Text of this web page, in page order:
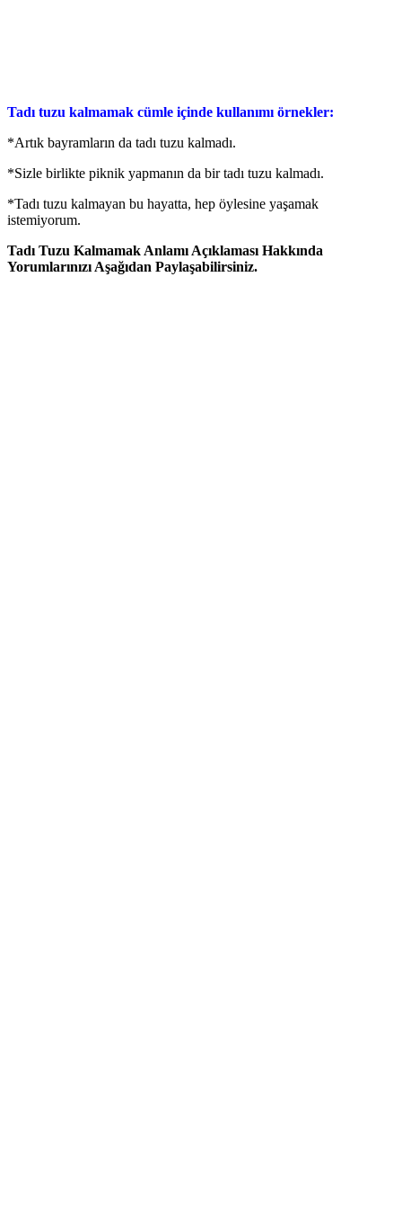
Tadı tuzu kalmamak cümle içinde kullanımı örnekler:
*Artık bayramların da tadı tuzu kalmadı.
*Sizle birlikte piknik yapmanın da bir tadı tuzu kalmadı.
*Tadı tuzu kalmayan bu hayatta, hep öylesine yaşamak
istemiyorum.
Tadı Tuzu Kalmamak Anlamı Açıklaması Hakkında
Yorumlarınızı Aşağıdan Paylaşabilirsiniz.